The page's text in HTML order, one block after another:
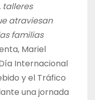
atraviesan
familias
Mariel
Internacional
y el Tráfico
una jornada